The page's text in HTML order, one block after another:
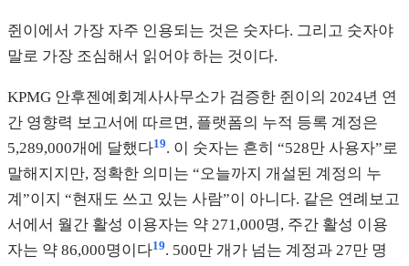
쥔이에서 가장 자주 인용되는 것은 숫자다. 그리고 숫자야
말로 가장 조심해서 읽어야 하는 것이다.
KPMG 안후젠예회계사사무소가 검증한 쥔이의 2024년 연
간 영향력 보고서에 따르면, 플랫폼의 누적 등록 계정은
5,289,000개에 달했다19. 이 숫자는 흔히 “528만 사용자”로
말해지지만, 정확한 의미는 “오늘까지 개설된 계정의 누
계”이지 “현재도 쓰고 있는 사람”이 아니다. 같은 연례보고
서에서 월간 활성 이용자는 약 271,000명, 주간 활성 이용
자는 약 86,000명이다19. 500만 개가 넘는 계정과 27만 명